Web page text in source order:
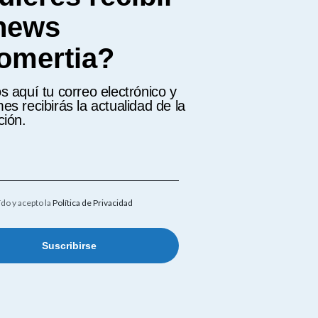
aquí tu correo electrónico y
recibirás la actualidad de la
y acepto laPolítica de Privacidad